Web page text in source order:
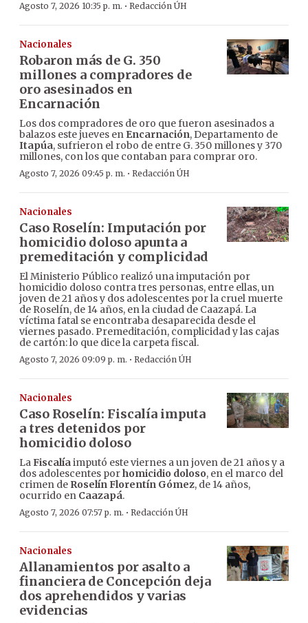
Agosto 7, 2026 10:35 p. m. · Redacción ÚH
Nacionales
Robaron más de G. 350
millones a compradores de
oro asesinados en
Encarnación
Los dos compradores de oro que fueron asesinados a
balazos este jueves en Encarnación, Departamento de
Itapúa, sufrieron el robo de entre G. 350 millones y 370
millones, con los que contaban para comprar oro.
Agosto 7, 2026 09:45 p. m. · Redacción ÚH
Nacionales
Caso Roselín: Imputación por
homicidio doloso apunta a
premeditación y complicidad
El Ministerio Público realizó una imputación por
homicidio doloso contra tres personas, entre ellas, un
joven de 21 años y dos adolescentes por la cruel muerte
de Roselín, de 14 años, en la ciudad de Caazapá. La
víctima fatal se encontraba desaparecida desde el
viernes pasado. Premeditación, complicidad y las cajas
de cartón: lo que dice la carpeta fiscal.
Agosto 7, 2026 09:09 p. m. · Redacción ÚH
Nacionales
Caso Roselín: Fiscalía imputa
a tres detenidos por
homicidio doloso
LaFiscalíaimputó este viernes a un joven de 21 años y a
dos adolescentes porhomicidio doloso, en el marco del
crimen de Roselín Florentín Gómez, de 14 años,
ocurrido en Caazapá.
Agosto 7, 2026 07:57 p. m. · Redacción ÚH
Nacionales
Allanamientos por asalto a
financiera de Concepción deja
dos aprehendidos y varias
evidencias